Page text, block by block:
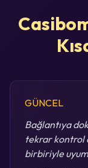
GÜNCEL
Bağlantıya
tekrar kontrol
birbiriyle